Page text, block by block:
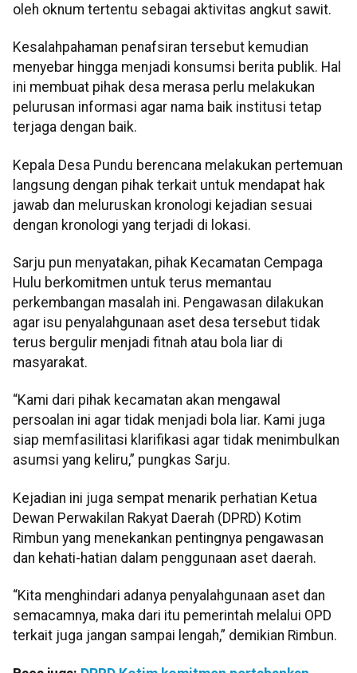
oleh oknum tertentu sebagai aktivitas angkut sawit.
Kesalahpahaman penafsiran tersebut kemudian
menyebar hingga menjadi konsumsi berita publik. Hal
ini membuat pihak desa merasa perlu melakukan
pelurusan informasi agar nama baik institusi tetap
terjaga dengan baik.
Kepala Desa Pundu berencana melakukan pertemuan
langsung dengan pihak terkait untuk mendapat hak
jawab dan meluruskan kronologi kejadian sesuai
dengan kronologi yang terjadi di lokasi.
Sarju pun menyatakan, pihak Kecamatan Cempaga
Hulu berkomitmen untuk terus memantau
perkembangan masalah ini. Pengawasan dilakukan
agar isu penyalahgunaan aset desa tersebut tidak
terus bergulir menjadi fitnah atau bola liar di
masyarakat.
“Kami dari pihak kecamatan akan mengawal
persoalan ini agar tidak menjadi bola liar. Kami juga
siap memfasilitasi klarifikasi agar tidak menimbulkan
asumsi yang keliru,” pungkas Sarju.
Kejadian ini juga sempat menarik perhatian Ketua
Dewan Perwakilan Rakyat Daerah (DPRD) Kotim
Rimbun yang menekankan pentingnya pengawasan
dan kehati-hatian dalam penggunaan aset daerah.
“Kita menghindari adanya penyalahgunaan aset dan
semacamnya, maka dari itu pemerintah melalui OPD
terkait juga jangan sampai lengah,” demikian Rimbun.